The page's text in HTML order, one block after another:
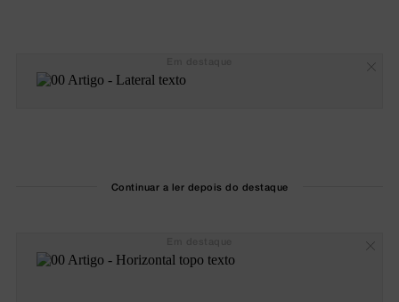
Continuar a ler depois do destaque